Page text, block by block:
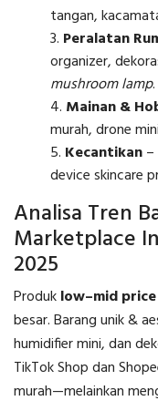
tangan,
Peralatan
organizer,
mushroom lamp.
Mainan &
murah, drone
Kecantikan
device skincare
Analisa Tren
Marketplace
2025
Produklow–mid price
besar. Barang unik &
humidifier mini, dan
TikTok Shop dan
murah—melainkan